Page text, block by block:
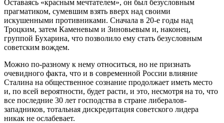
Оставаясь «красным мечтателем», он был безусловным
прагматиком, сумевшим взять вверх над своими
искушенными противниками. Сначала в 20-е годы над
Троцким, затем Каменевым и Зиновьевым и, наконец,
группой Бухарина, что позволило ему стать безусловным
советским вождем.
Можно по-разному к нему относиться, но не признать
очевидного факта, что и в современной России влияние
Сталина на общественное сознание продолжает иметь место
и, по всей вероятности, будет расти, и это, несмотря на то, что
все последние 30 лет господства в стране либералов-
западников, тотальная дискредитация советского лидера
никак не ослабевает.